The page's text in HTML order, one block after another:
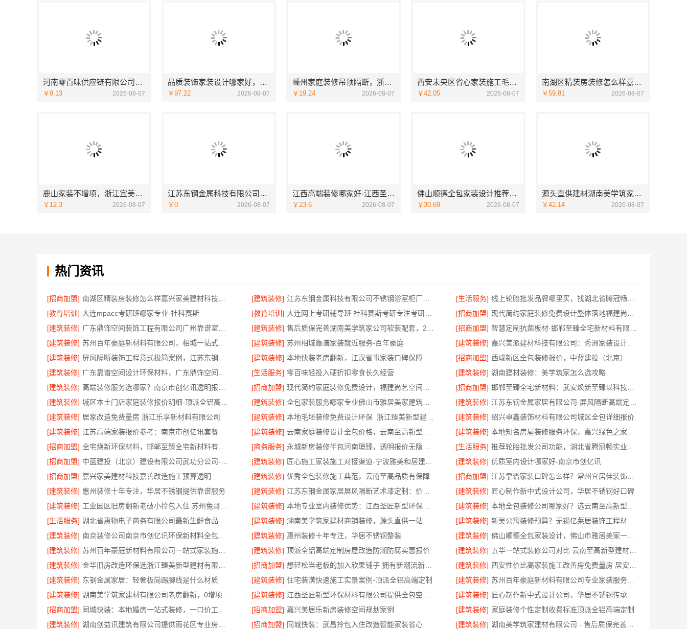
河南零百味供应链有限公司社区线下实体硬折扣零食铺全域盈利
￥9.13 2026-08-07
品质装饰家装设计哪家好，佛山市雅居美家建筑装饰工程有限公司资深团队全案定制
￥97.22 2026-08-07
嵊州家庭装修吊顶隔断，浙江宜美嘉装饰专业施工
￥19.24 2026-08-07
西安未央区省心家装施工毛坯房材料靠谱——居安天成（西安）建筑工程有限责任公司
￥42.05 2026-08-07
南湖区精装房装修怎么样嘉兴家美建材科技有限公司
￥59.81 2026-08-07
鹿山家装不增项，浙江宜美嘉装饰工程有限公司让您装修无忧
￥12.3 2026-08-07
江苏东钢金属科技有限公司江浙沪不锈钢浴室柜加盟
￥0 2026-08-07
江西高端装修哪家好-江西圣匠新型环保材料有限公司定制理想家园
￥23.6 2026-08-07
佛山顺德全包家装设计推荐——佛山市雅居美家装饰省心省力
￥30.69 2026-08-07
源头直供建材湖南美学筑家建材有限公司哪家专业靠谱
￥42.14 2026-08-07
热门资讯
[招商加盟] [建筑装修] [生活服务]
[教育培训] 大连mpacc考研班哪家专业-社科赛斯 [教育培训] [招商加盟]
[建筑装修]
[建筑装修] [招商加盟]
[建筑装修]
[建筑装修] 苏州相城靠谱家装就近服务-百年豪庭 [建筑装修]
[建筑装修]
[建筑装修] 本地快装老房翻新，江汉省事家装口碑保障 [招商加盟]
[建筑装修]
[生活服务] 零百味轻投入硬折扣零食长久经营 [建筑装修] 湖南建材装修：美学筑家怎么选攻略
[建筑装修]
[招商加盟] [招商加盟]
[建筑装修]
[建筑装修] [建筑装修]
[建筑装修] 居家改造免费量房 浙江乐享新材料有限公司 [建筑装修] [建筑装修] 绍兴卓鑫装饰材料有限公司城区全包详细报价
[建筑装修] 江苏高端家装报价参考：南京市创亿讯套餐 [建筑装修] [建筑装修]
[招商加盟]
[商务服务] [生活服务]
[招商加盟]
[建筑装修] [建筑装修] 优质室内设计哪家好-南京市创亿讯
[招商加盟] 嘉兴家美建材科技嘉善改造施工预算透明 [建筑装修] 优秀全包装修施工典范，云南至高品质有保障 [招商加盟]
[建筑装修] 惠州装修十年专注，华居不锈钢提供靠谱服务 [建筑装修] [建筑装修] 匠心制作新中式设计公司，华居不锈钢好口碑
[建筑装修]
[建筑装修] [建筑装修]
[生活服务]
[建筑装修] [建筑装修]
[建筑装修]
[建筑装修] 惠州装修十年专注，华居不锈钢整装 [建筑装修]
[建筑装修]
[建筑装修] 顶派全铝高端定制房屋改造防潮防腐实惠报价 [建筑装修]
[建筑装修]
[招商加盟] [建筑装修]
[建筑装修] 东钢金属家居：轻奢极简踢脚线是什么材质 [建筑装修] 住宅装潢快速施工实景案例-顶派全铝高端定制 [建筑装修]
[建筑装修]
[建筑装修] [建筑装修]
[招商加盟]
[招商加盟] 嘉兴美居乐新房装修空间规划案例 [建筑装修] 家庭装修个性定制收费标准顶派全铝高端定制
[建筑装修]
[招商加盟] 同城快装：武昌拎包入住改造智能家装省心 [建筑装修]